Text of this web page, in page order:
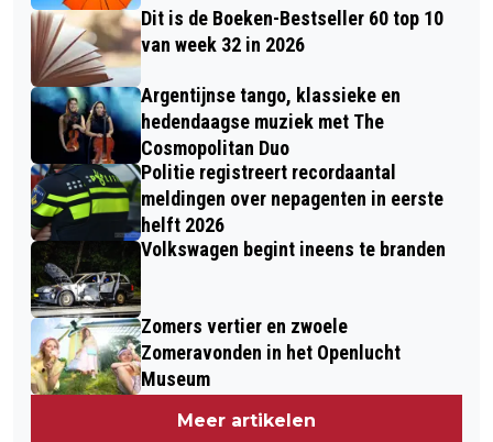
Dit is de Boeken-Bestseller 60 top 10
van week 32 in 2026
Argentijnse tango, klassieke en
hedendaagse muziek met The
Cosmopolitan Duo
Politie registreert recordaantal
meldingen over nepagenten in eerste
helft 2026
Volkswagen begint ineens te branden
Zomers vertier en zwoele
Zomeravonden in het Openlucht
Museum
Meer artikelen